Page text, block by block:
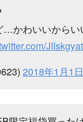
かわいいからい
2018年1月1日